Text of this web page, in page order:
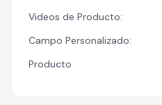
Videos de Producto:
Campo Personalizado:
Producto